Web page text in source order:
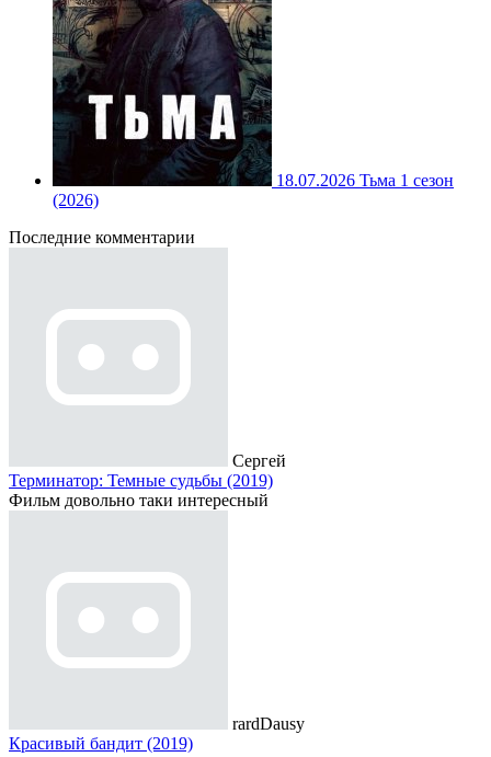
18.07.2026 Тьма 1 сезон
(2026)
Последние комментарии
Сергей
Терминатор: Темные судьбы (2019)
Фильм довольно таки интересный
rardDausy
Красивый бандит (2019)